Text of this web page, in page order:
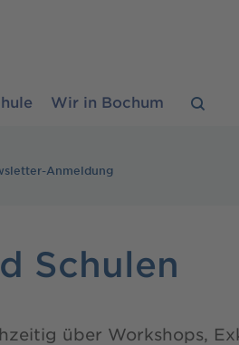
Wir in Bochum
Anmeldung
Schulen
über Workshops,